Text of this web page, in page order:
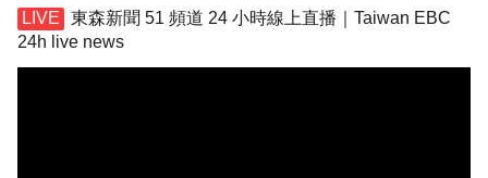
東森新聞 51 頻道 24 小時線上直播｜Taiwan EBC
24h live news